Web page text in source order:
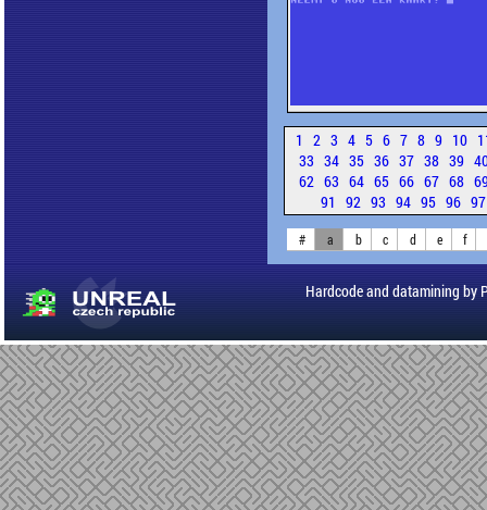
1 2 3 4 5 6 7 8 9 10
33 34 35 36 37 38 39
62 63 64 65 66 67 68
91 92 93 94 95 96
# a b c d e f
Hardcode and datamining by